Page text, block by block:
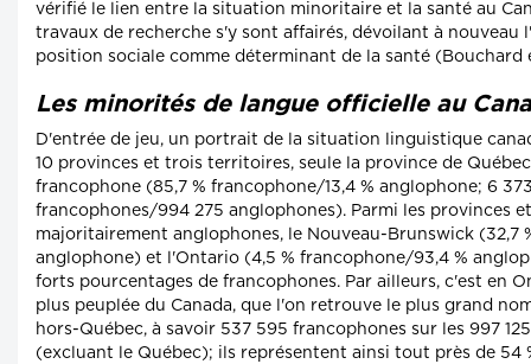
vérifié le lien entre la situation minoritaire et la santé au
travaux de recherche s'y sont affairés, dévoilant à nouveau
position sociale comme déterminant de la santé (Bouchard
Les minorités de langue officielle au
D'entrée de jeu, un portrait de la situation linguistique
10 provinces et trois territoires, seule la province de
francophone (85,7 % francophone/13,4 % anglophone; 6
francophones/994 275 anglophones). Parmi les provinces
majoritairement anglophones, le Nouveau-Brunswick (32,7
anglophone) et l'Ontario (4,5 % francophone/93,4 %
forts pourcentages de francophones. Par ailleurs, c'est en
plus peuplée du Canada, que l'on retrouve le plus grand
hors-Québec, à savoir 537 595 francophones sur les 997
(excluant le Québec); ils représentent ainsi tout près de 54